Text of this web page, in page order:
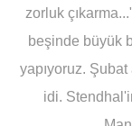
zorluk
beşinde büyük
yapıyoruz. Şubat
idi.